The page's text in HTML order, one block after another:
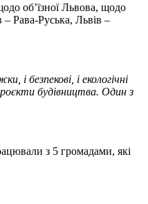
об’їзної Львова, щодо
– Рава-Руська, Львів –
і безпекові, і екологічні
будівництва. Один з
з 5 громадами, які